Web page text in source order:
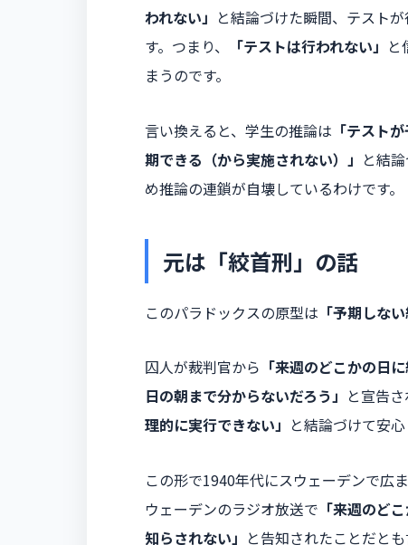
われない」 と結論づけた瞬間、テスト
す。つまり、
「テストは行われない」 と
まうのです。
言い換えると、学生の推論は 「テスト
期できる（から実施されない）」 と結
め推論の連鎖が自壊しているわけです。
元は「絞首刑」の話
このパラドックスの原型は 「予期しな
囚人が裁判官から 「来週のどこかの日
日の朝まで分からないだろう」 と宣告
理的に実行できない」 と結論づけて安
この形で1940年代にスウェーデンで広
ウェーデンのラジオ放送で 「来週のど
知らされない」 と告知されたことだと